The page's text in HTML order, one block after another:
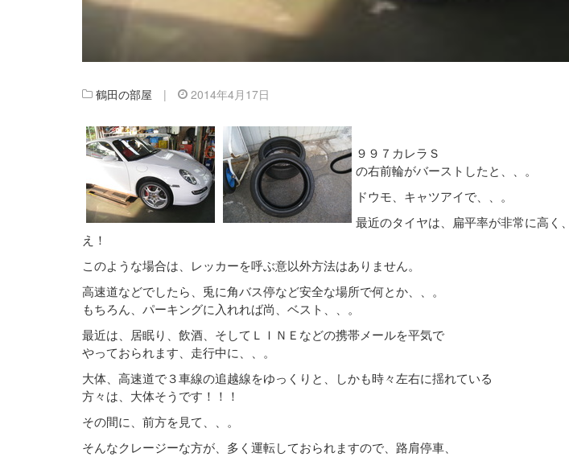
鶴田の部屋 | 2014年4月17日
９９７カレラＳ
の右前輪がバーストしたと、、。
ドウモ、キャツアイで、、。
最近のタイヤは、扁平率が非常に高く
え！
このような場合は、レッカーを呼ぶ意以外方法はありません。
高速道などでしたら、兎に角バス停など安全な場所で何とか、、。
もちろん、パーキングに入れれば尚、ベスト、、。
最近は、居眠り、飲酒、そしてＬＩＮＥなどの携帯メールを平気で
やっておられます、走行中に、、。
大体、高速道で３車線の追越線をゆっくりと、しかも時々左右に揺れている
方々は、大体そうです！！！
その間に、前方を見て、、。
そんなクレージーな方が、多く運転しておられますので、路肩停車、